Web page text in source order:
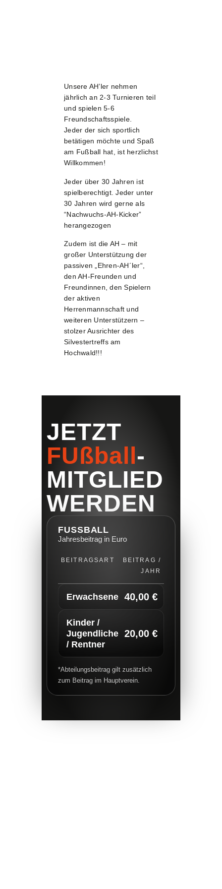
Unsere AH’ler nehmen
jährlich an 2-3 Turnieren teil
und spielen 5-6
Freundschaftsspiele.
Jeder der sich sportlich
betätigen möchte und Spaß
am Fußball hat, ist herzlichst
Willkommen!
Jeder über 30 Jahren ist
spielberechtigt. Jeder unter
30 Jahren wird gerne als
“Nachwuchs-AH-Kicker”
herangezogen
Zudem ist die AH – mit
großer Unterstützung der
passiven „Ehren-AH´ler“,
den AH-Freunden und
Freundinnen, den Spielern
der aktiven
Herrenmannschaft und
weiteren Unterstützern –
stolzer Ausrichter des
Silvestertreffs am
Hochwald!!!
JETZT
FUßball -
MITGLIED
WERDEN
FUSSBALL
Jahresbeitrag in Euro
BEITRAGSART
BEITRAG /
JAHR
Erwachsene 40,00 €
Kinder /
Jugendliche
/ Rentner
20,00 €
*Abteilungsbeitrag gilt zusätzlich
zum Beitrag im Hauptverein.